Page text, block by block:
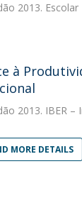
2013. Escolar
à
2013. IBER –
MORE DETAILS